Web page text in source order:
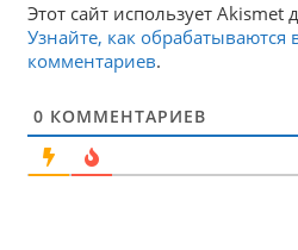
Этот сайт использует
Узнайте, как
комментариев.
0 КОММЕНТАРИЕВ